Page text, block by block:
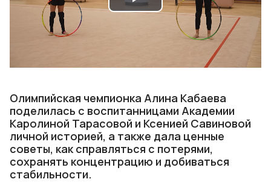
Play
Video
Олимпийская чемпионка Алина Кабаева
поделилась с воспитанницами Академии
Каролиной Тарасовой и Ксенией Савиновой
личной историей, а также дала ценные
советы, как справляться с потерями,
сохранять концентрацию и добиваться
стабильности.